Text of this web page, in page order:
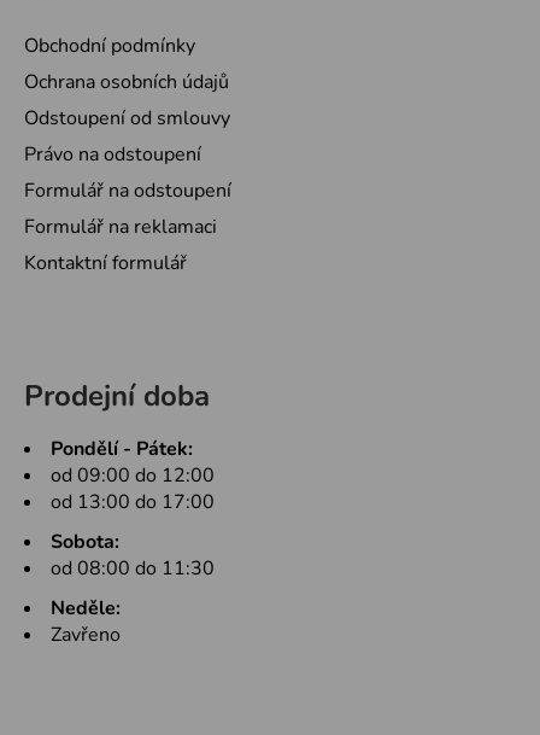
Obchodní podmínky
Ochrana osobních údajů
Odstoupení od smlouvy
Právo na odstoupení
Formulář na odstoupení
Formulář na reklamaci
Kontaktní formulář
Prodejní doba
Pondělí - Pátek:
od 09:00 do 12:00
od 13:00 do 17:00
Sobota:
od 08:00 do 11:30
Neděle:
Zavřeno